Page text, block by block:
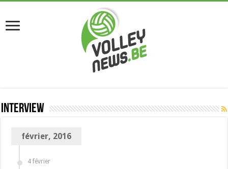
Interview
février, 2016
4 février